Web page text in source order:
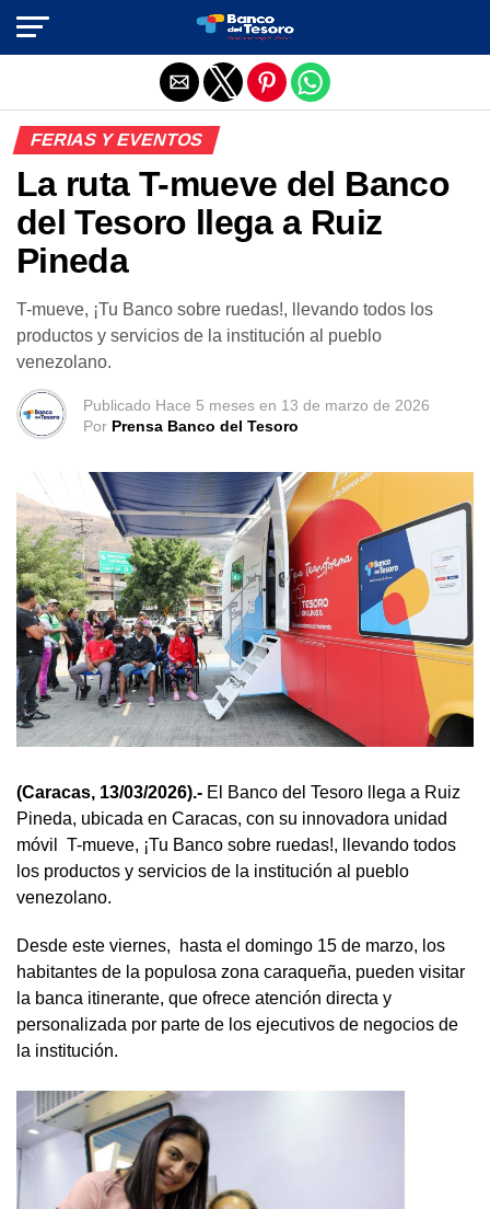
FERIAS Y EVENTOS
La ruta T-mueve del Banco
del Tesoro llega a Ruiz
Pineda
T-mueve, ¡Tu Banco sobre ruedas!, llevando todos los
productos y servicios de la institución al pueblo
venezolano.
Publicado Hace 5 meses en 13 de marzo de 2026
Por Prensa Banco del Tesoro
(Caracas, 13/03/2026).- El Banco del Tesoro llega a Ruiz
Pineda, ubicada en Caracas, con su innovadora unidad
móvil T-mueve, ¡Tu Banco sobre ruedas!, llevando todos
los productos y servicios de la institución al pueblo
venezolano.
Desde este viernes, hasta el domingo 15 de marzo, los
habitantes de la populosa zona caraqueña, pueden visitar
la banca itinerante, que ofrece atención directa y
personalizada por parte de los ejecutivos de negocios de
la institución.
Salir de la versión móvil